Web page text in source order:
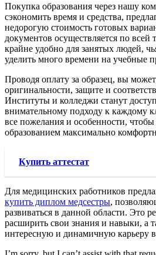
Покупка образования через нашу
сэкономить время и средства,
недорогую стоимость готовых
документов осуществляется по всей
крайне удобно для занятых людей,
уделить много времени на учебные
Проводя оплату за образец, вы
оригинальности, защите и
Институты и колледжи станут
внимательному подходу к каждому
все пожелания и особенности,
образованием максимально
Купить аттестат
Для медицинских работников
купить диплом медсестры,
развиваться в данной области. Это
расширить свои знания и навыки, а
интересную и динамичную карьеру